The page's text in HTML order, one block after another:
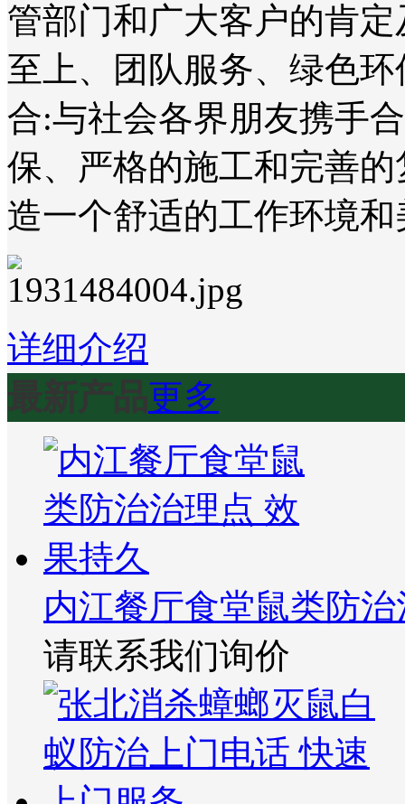
管部门和广大客户的肯
至上、团队服务、绿色
合:与社会各界朋友携手
保、严格的施工和完善
造一个舒适的工作环境
详细介绍
最新产品更多
内江餐厅食堂鼠类防
请联系我们询价